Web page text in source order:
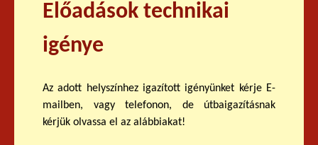
Előadások technikai
igénye
Az adott helyszínhez igazított igényünket kérje E-
mailben, vagy telefonon, de útbaigazításnak
kérjük olvassa el az alábbiakat!